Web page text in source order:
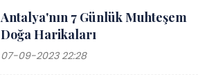
Antalya'nın 7 Günlük Muhteşem
Doğa Harikaları
07-09-2023 22:28